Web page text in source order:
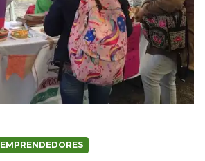
EMPRENDEDORES